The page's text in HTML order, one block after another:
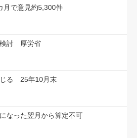
で意見約5,300件
検討 厚労省
じる 25年10月末
なった翌月から算定不可